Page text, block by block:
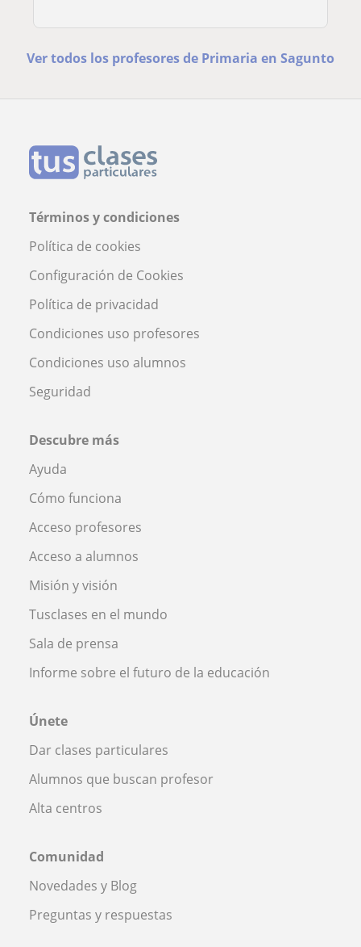
Ver todos los profesores de Primaria en Sagunto
Términos y condiciones
Política de cookies
Configuración de Cookies
Política de privacidad
Condiciones uso profesores
Condiciones uso alumnos
Seguridad
Descubre más
Ayuda
Cómo funciona
Acceso profesores
Acceso a alumnos
Misión y visión
Tusclases en el mundo
Sala de prensa
Informe sobre el futuro de la educación
Únete
Dar clases particulares
Alumnos que buscan profesor
Alta centros
Comunidad
Novedades y Blog
Preguntas y respuestas